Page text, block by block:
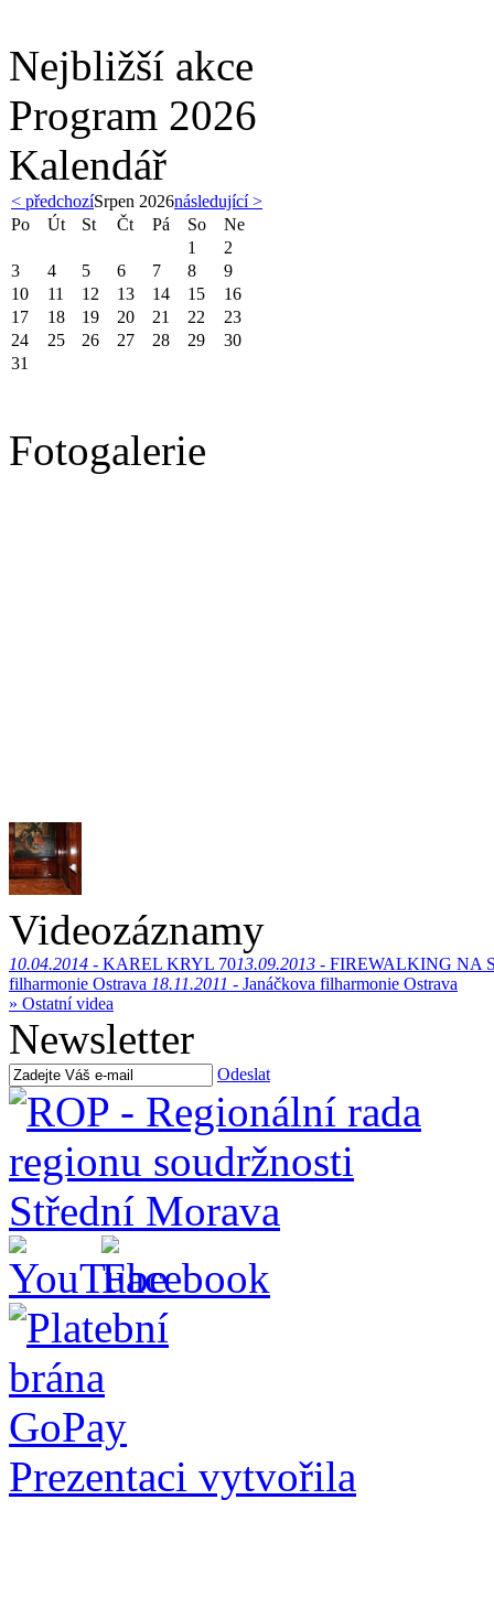
Nejbližší akce
Program 2026
Kalendář
< předchozíSrpen 2026následující >
Po
Út St Čt Pá So
Ne
1
2
3
4 5 6 7 8
9
10
11 12 13 14 15
16
17
18 19 20 21 22
23
24
25 26 27 28 29
30
31
Fotogalerie
Videozáznamy
10.04.2014 - KAREL KRYL 7013.09.2013 - FIREWALKING NA
filharmonie Ostrava 18.11.2011 - Janáčkova filharmonie Ostrava
» Ostatní videa
Newsletter
Odeslat
Prezentaci vytvořila